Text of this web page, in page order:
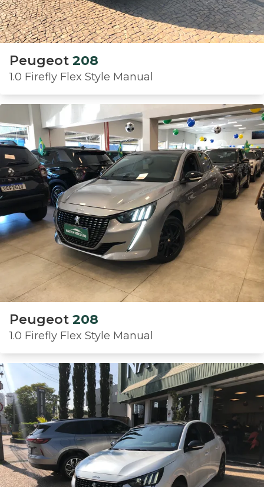
Peugeot 208
1.0 Firefly Flex Style Manual
Peugeot 208
1.0 Firefly Flex Style Manual